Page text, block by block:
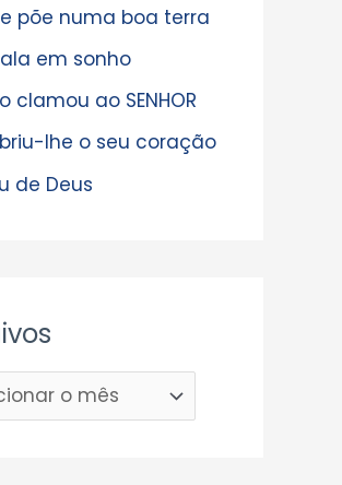
põe numa boa terra
em sonho
clamou ao SENHOR
lhe o seu coração
de Deus